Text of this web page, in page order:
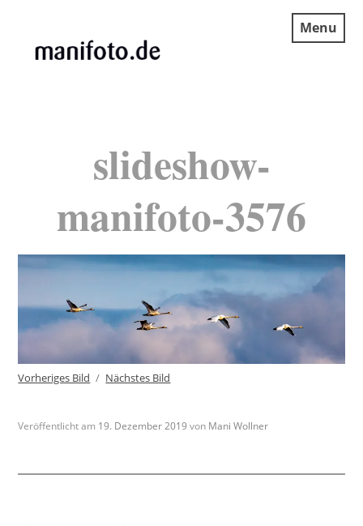
content
Menu
slideshow-
manifoto-3576
Vorheriges Bild Nächstes Bild
Veröffentlicht am 19. Dezember 2019 von Mani Wollner